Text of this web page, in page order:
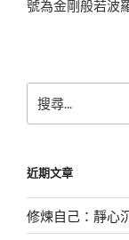
號為金剛般若波
尋
字:
近期文章
修煉自己：靜心